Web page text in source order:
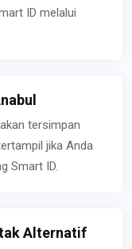
ID melalui
tersimpan
jika Anda
Smart ID.
Alternatif